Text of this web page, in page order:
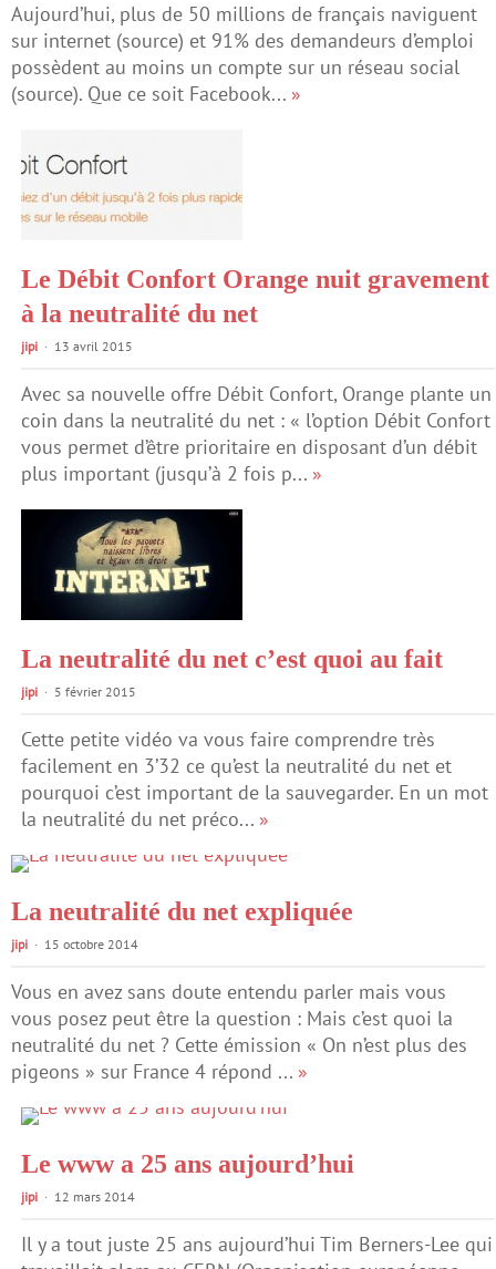
Aujourd’hui, plus de 50 millions de français naviguent
sur internet (source) et 91% des demandeurs d’emploi
possèdent au moins un compte sur un réseau social
(source). Que ce soit Facebook... »
Le Débit Confort Orange nuit gravement
à la neutralité du net
jipi 13 avril 2015
Avec sa nouvelle offre Débit Confort, Orange plante un
coin dans la neutralité du net : « l’option Débit Confort
vous permet d’être prioritaire en disposant d’un débit
plus important (jusqu’à 2 fois p... »
La neutralité du net c’est quoi au fait
jipi 5 février 2015
Cette petite vidéo va vous faire comprendre très
facilement en 3’32 ce qu’est la neutralité du net et
pourquoi c’est important de la sauvegarder. En un mot
la neutralité du net préco... »
La neutralité du net expliquée
jipi 15 octobre 2014
Vous en avez sans doute entendu parler mais vous
vous posez peut être la question : Mais c’est quoi la
neutralité du net ? Cette émission « On n’est plus des
pigeons » sur France 4 répond ... »
Le www a 25 ans aujourd’hui
jipi 12 mars 2014
Il y a tout juste 25 ans aujourd’hui Tim Berners-Lee qui